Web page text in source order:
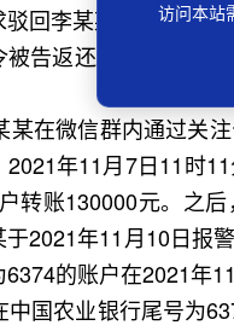
回李某某的上诉。
返还原告财产损失
在微信群内通过关
年11月7日11时
转账130000元。之
2021年11月10日报
的账户在2021年
国农业银行尾号为
访问本站